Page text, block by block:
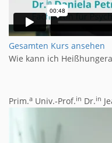
Gesamten Kurs ansehen
Wie kann ich
Prim.a Univ.-Prof.in Dr.in